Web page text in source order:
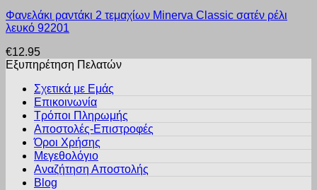
επιλεγούν
στη
του
προϊόντος
το
προϊόν
πολλαπλές
παραλλαγές.
επιλογές
μπορούν
επιλεγούν
σελίδα
προϊόντος
Φανελάκι ραντάκι 2 τεμαχίων Minerva Classic σατέν ρέλι
λευκό 92201
€12.95
Εξυπηρέτηση Πελατών
Σχετικά με Εμάς
Επικοινωνία
Τρόποι Πληρωμής
Αποστολές-Επιστροφές
Όροι Χρήσης
Μεγεθολόγιο
Αναζήτηση Αποστολής
Blog